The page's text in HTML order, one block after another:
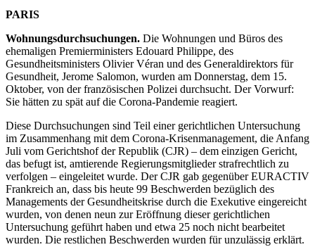
PARIS
Wohnungsdurchsuchungen. Die Wohnungen und Büros des
ehemaligen Premierministers Edouard Philippe, des
Gesundheitsministers Olivier Véran und des Generaldirektors für
Gesundheit, Jerome Salomon, wurden am Donnerstag, dem 15.
Oktober, von der französischen Polizei durchsucht. Der Vorwurf:
Sie hätten zu spät auf die Corona-Pandemie reagiert.
Diese Durchsuchungen sind Teil einer gerichtlichen Untersuchung
im Zusammenhang mit dem Corona-Krisenmanagement, die Anfang
Juli vom Gerichtshof der Republik (CJR) – dem einzigen Gericht,
das befugt ist, amtierende Regierungsmitglieder strafrechtlich zu
verfolgen – eingeleitet wurde. Der CJR gab gegenüber EURACTIV
Frankreich an, dass bis heute 99 Beschwerden bezüglich des
Managements der Gesundheitskrise durch die Exekutive eingereicht
wurden, von denen neun zur Eröffnung dieser gerichtlichen
Untersuchung geführt haben und etwa 25 noch nicht bearbeitet
wurden. Die restlichen Beschwerden wurden für unzulässig erklärt.